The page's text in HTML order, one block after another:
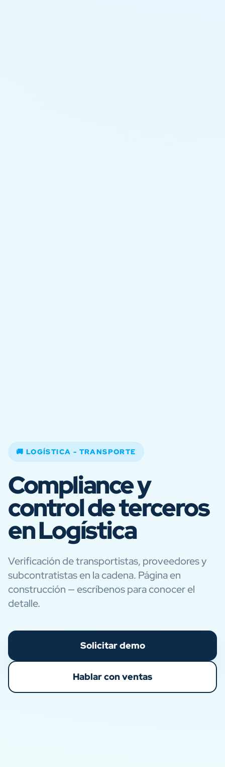
🚚 LOGÍSTICA - TRANSPORTE
Compliance y
control de terceros
en Logística
Verificación de transportistas, proveedores y
subcontratistas en la cadena. Página en
construcción — escríbenos para conocer el
detalle.
Solicitar demo
Hablar con ventas